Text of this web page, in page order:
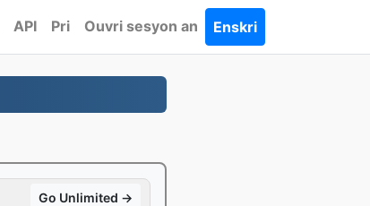
API Pri Ouvri sesyon an Enskri
Go Unlimited →